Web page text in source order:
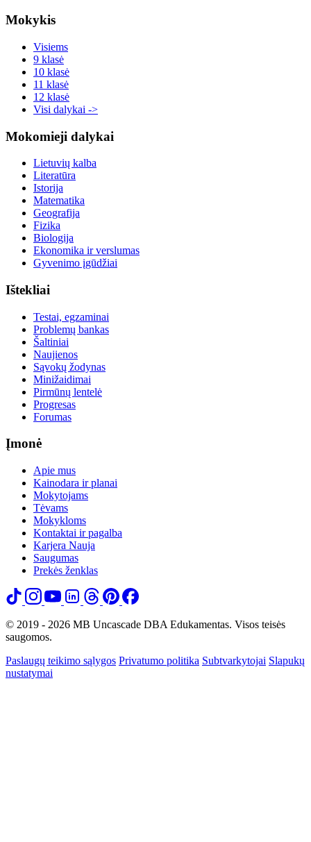
Mokykis
Visiems
9 klasė
10 klasė
11 klasė
12 klasė
Visi dalykai ->
Mokomieji dalykai
Lietuvių kalba
Literatūra
Istorija
Matematika
Geografija
Fizika
Biologija
Ekonomika ir verslumas
Gyvenimo įgūdžiai
Ištekliai
Testai, egzaminai
Problemų bankas
Šaltiniai
Naujienos
Sąvokų žodynas
Minižaidimai
Pirmūnų lentelė
Progresas
Forumas
Įmonė
Apie mus
Kainodara ir planai
Mokytojams
Tėvams
Mokykloms
Kontaktai ir pagalba
Karjera Nauja
Saugumas
Prekės ženklas
© 2019 - 2026 MB Uncascade DBA Edukamentas. Visos teisės
saugomos.
Paslaugų teikimo sąlygos Privatumo politika Subtvarkytojai Slapukų
nustatymai